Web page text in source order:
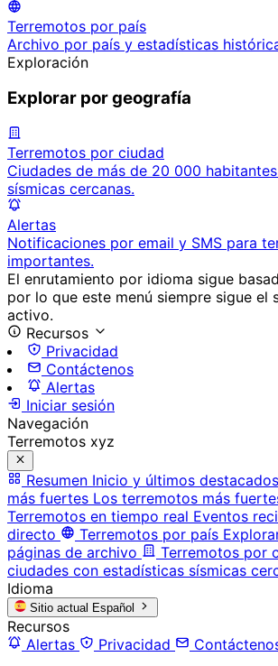
Terremotos por país
Archivo por país y estadísticas
Exploración
Explorar por geografía
Terremotos por ciudad
Ciudades de más de 20 000
sísmicas cercanas.
Alertas
Notificaciones por email y SMS para
importantes.
El enrutamiento por idioma sigue
por lo que este menú siempre sigue el
activo.
Recursos
Privacidad
Contáctenos
Alertas
Iniciar sesión
Navegación
Terremotos xyz
Resumen Inicio y últimos destacados
más fuertes Los terremotos más
Terremotos en tiempo real Eventos
directo
Terremotos por país
páginas de archivo
Terremotos por
ciudades con estadísticas sísmicas
Idioma
Sitio actual Español
Recursos
Alertas
Privacidad